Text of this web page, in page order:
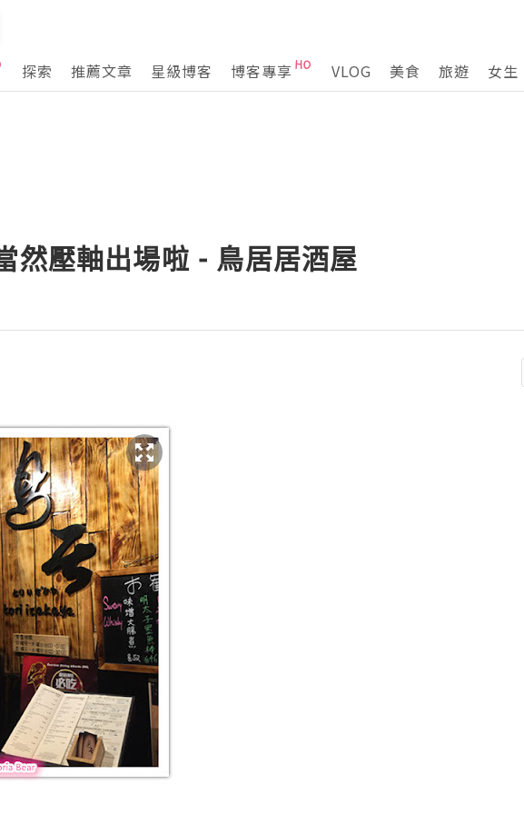
探索
推薦文章 星級博客 博客專享 VLOG 美食 旅遊 女生
壓軸出場啦 - 鳥居居酒屋